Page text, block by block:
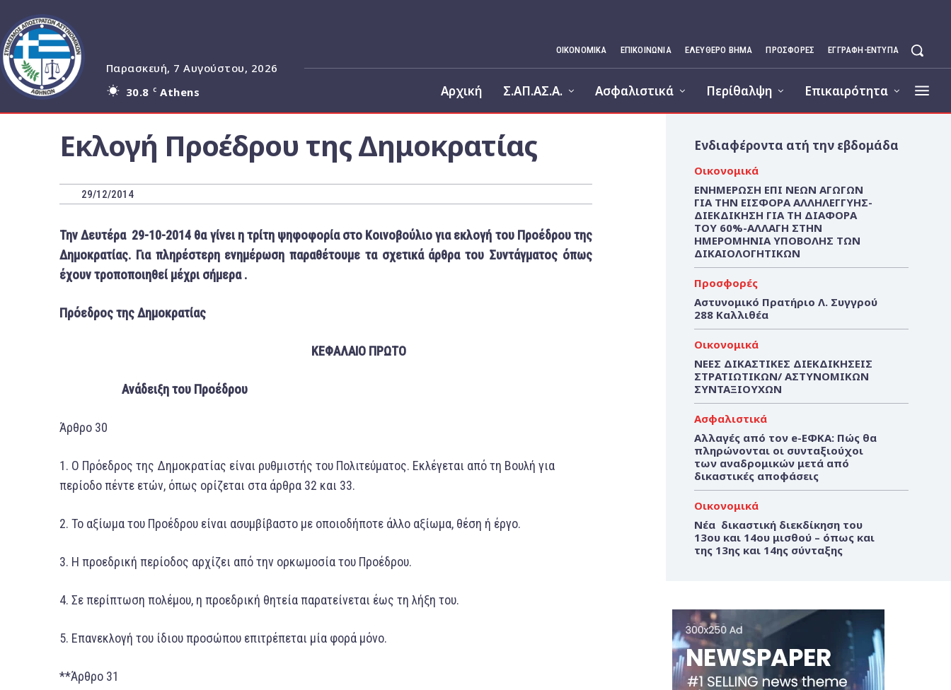
Παρασκευή, 7 Αυγούστου, 2026
30.8 C Athens
ΟΙΚΟΝΟΜΙΚΆ ΕΠΙΚΟΙΝΩΝΊΑ ΕΛΕΥΘΕΡΟ ΒΗΜΑ ΠΡΟΣΦΟΡΕΣ ΕΓΓΡΑΦΉ-ΈΝΤΥΠΑ
Αρχική Σ.ΑΠ.ΑΣ.Α. Ασφαλιστικά Περίθαλψη Επικαιρότητα
Εκλογή Προέδρου της Δημοκρατίας
29/12/2014
Την Δευτέρα 29-10-2014 θα γίνει η τρίτη ψηφοφορία στο Κοινοβούλιο για εκλογή του Προέδρου της
Δημοκρατίας. Για πληρέστερη ενημέρωση παραθέτουμε τα σχετικά άρθρα του Συντάγματος όπως
έχουν τροποποιηθεί μέχρι σήμερα .
Πρόεδρος της Δημοκρατίας
KEΦAΛAIO ΠPΩTO
Ανάδειξη τoυ Προέδρου
Άρθρο 30
1. O Πρόεδρος της Δημοκρατίας είναι ρυθμιστής του Πολιτεύματος. Εκλέγεται από τη Boυλή για
περίοδο πέντε ετών, όπως ορίζεται στα άρθρα 32 και 33.
2. To αξίωμα τoυ Προέδρου είναι ασυμβίβαστo με oπoιoδήπoτε άλλo αξίωμα, θέση ή έργο.
3. H προεδρική περίοδος αρχίζει από την ορκωμοσία τoυ Προέδρου.
4. Σε περίπτωση πολέμου, η προεδρική θητεία παρατείνεται έως τη λήξη τoυ.
5. Επανεκλογή τoυ ίδιoυ προσώπου επιτρέπεται μία φορά μόνο.
**Άρθρο 31
Ενδιαφέροντα ατή την εβδομάδα
Οικονομικά
ΕΝΗΜΕΡΩΣΗ ΕΠΙ ΝΕΩΝ ΑΓΩΓΩΝ
ΓΙΑ ΤΗΝ ΕΙΣΦΟΡΑ ΑΛΛΗΛΕΓΓΥΗΣ-
ΔΙΕΚΔΙΚΗΣΗ ΓΙΑ ΤΗ ΔΙΑΦΟΡΑ
ΤΟΥ 60%-ΑΛΛΑΓΗ ΣΤΗΝ
ΗΜΕΡΟΜΗΝΙΑ ΥΠΟΒΟΛΗΣ ΤΩΝ
ΔΙΚΑΙΟΛΟΓΗΤΙΚΩΝ
Προσφορές
Αστυνομικό Πρατήριο Λ. Συγγρού
288 Καλλιθέα
Οικονομικά
ΝΕΕΣ ΔΙΚΑΣΤΙΚΕΣ ΔΙΕΚΔΙΚΗΣΕΙΣ
ΣΤΡΑΤΙΩΤΙΚΩΝ/ ΑΣΤΥΝΟΜΙΚΩΝ
ΣΥΝΤΑΞΙΟΥΧΩΝ
Ασφαλιστικά
Αλλαγές από τον e-ΕΦΚΑ: Πώς θα
πληρώνονται οι συνταξιούχοι
των αναδρομικών μετά από
δικαστικές αποφάσεις
Οικονομικά
Νέα δικαστική διεκδίκηση του
13ου και 14ου μισθού – όπως και
της 13ης και 14ης σύνταξης